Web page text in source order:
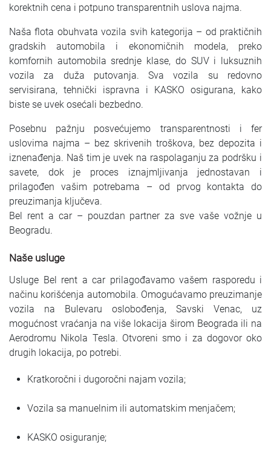
korektnih cena i potpuno transparentnih uslova najma.
Naša flota obuhvata vozila svih kategorija – od praktičnih
gradskih automobila i ekonomičnih modela, preko
komfornih automobila srednje klase, do SUV i luksuznih
vozila za duža putovanja. Sva vozila su redovno
servisirana, tehnički ispravna i KASKO osigurana, kako
biste se uvek osećali bezbedno.
Posebnu pažnju posvećujemo transparentnosti i fer
uslovima najma – bez skrivenih troškova, bez depozita i
iznenađenja. Naš tim je uvek na raspolaganju za podršku i
savete, dok je proces iznajmljivanja jednostavan i
prilagođen vašim potrebama – od prvog kontakta do
preuzimanja ključeva.
Bel rent a car – pouzdan partner za sve vaše vožnje u
Beogradu.
Naše usluge
Usluge Bel rent a car prilagođavamo vašem rasporedu i
načinu korišćenja automobila. Omogućavamo preuzimanje
vozila na Bulevaru oslobođenja, Savski Venac, uz
mogućnost vraćanja na više lokacija širom Beograda ili na
Aerodromu Nikola Tesla. Otvoreni smo i za dogovor oko
drugih lokacija, po potrebi.
Kratkoročni i dugoročni najam vozila;
Vozila sa manuelnim ili automatskim menjačem;
KASKO osiguranje;